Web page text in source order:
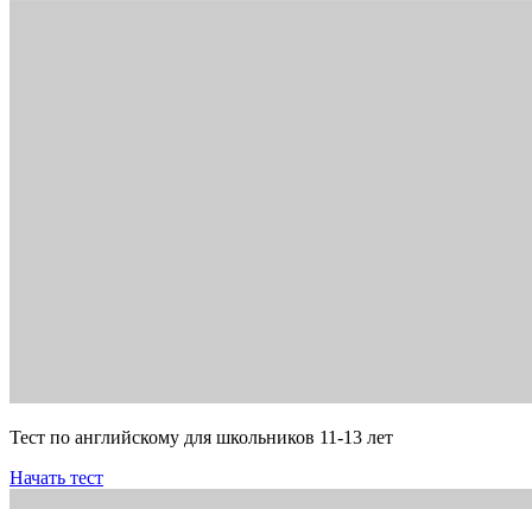
Тест по английскому для школьников 11-13 лет
Начать тест